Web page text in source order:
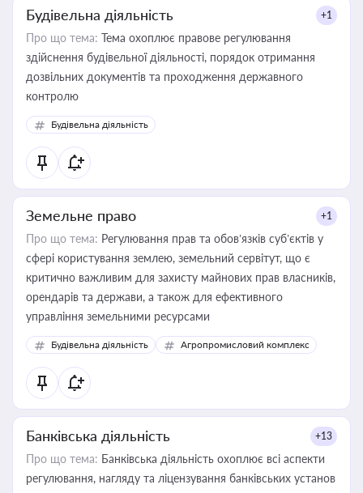
Будівельна діяльність +1
Про що тема: Тема охоплює правове регулювання
здійснення будівельної діяльності, порядок отримання
дозвільних документів та проходження державного
контролю
Будівельна діяльність
Земельне право +1
Про що тема: Регулювання прав та обов’язків суб’єктів у
сфері користування землею, земельний сервітут, що є
критично важливим для захисту майнових прав власників,
орендарів та держави, а також для ефективного
управління земельними ресурсами
Будівельна діяльність Агропромисловий комплекс
Банківська діяльність +13
Про що тема: Банківська діяльність охоплює всі аспекти
регулювання, нагляду та ліцензування банківських установ